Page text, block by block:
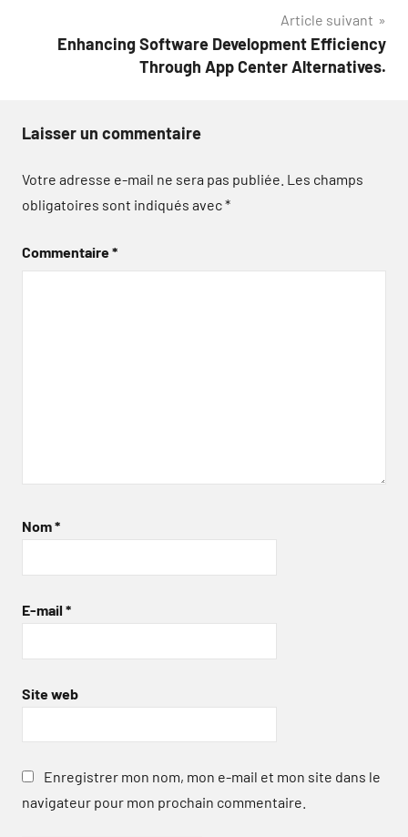
Article suivant
Enhancing Software Development Efficiency
Through App Center Alternatives.
Laisser un commentaire
Votre adresse e-mail ne sera pas publiée. Les champs
obligatoires sont indiqués avec*
Commentaire*
Nom*
E-mail *
Site web
Enregistrer mon nom, mon e-mail et mon site dans le
navigateur pour mon prochain commentaire.